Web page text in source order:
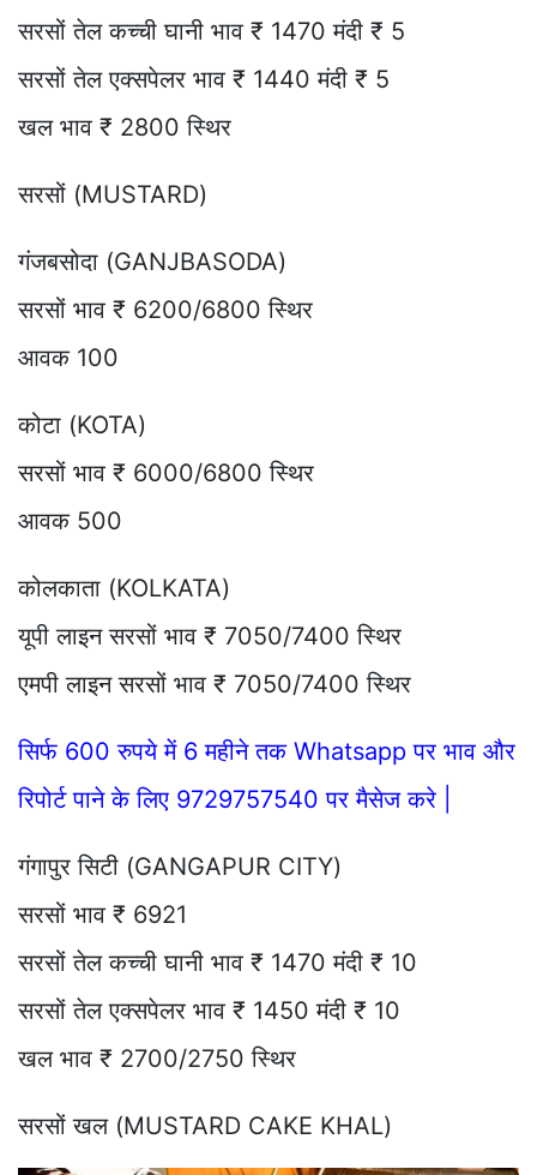
सरसों तेल कच्ची घानी भाव ₹ 1470 मंदी ₹ 5
सरसों तेल एक्सपेलर भाव ₹ 1440 मंदी ₹ 5
खल भाव ₹ 2800 स्थिर
सरसों (MUSTARD)
गंजबसोदा (GANJBASODA)
सरसों भाव ₹ 6200/6800 स्थिर
आवक 100
कोटा (KOTA)
सरसों भाव ₹ 6000/6800 स्थिर
आवक 500
कोलकाता (KOLKATA)
यूपी लाइन सरसों भाव ₹ 7050/7400 स्थिर
एमपी लाइन सरसों भाव ₹ 7050/7400 स्थिर
सिर्फ 600 रुपये में 6 महीने तक Whatsapp पर भाव और
रिपोर्ट पाने के लिए 9729757540 पर मैसेज करे |
गंगापुर सिटी (GANGAPUR CITY)
सरसों भाव ₹ 6921
सरसों तेल कच्ची घानी भाव ₹ 1470 मंदी ₹ 10
सरसों तेल एक्सपेलर भाव ₹ 1450 मंदी ₹ 10
खल भाव ₹ 2700/2750 स्थिर
सरसों खल (MUSTARD CAKE KHAL)